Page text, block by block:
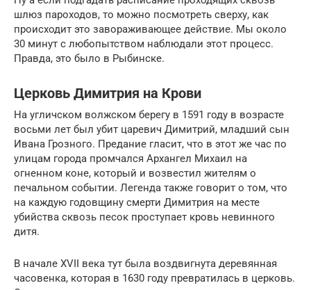
шлюз пароходов, то можно посмотреть сверху, как
происходит это завораживающее действие. Мы около
30 минут с любопытством наблюдали этот процесс.
Правда, это было в Рыбинске.
Церковь Димитрия на Крови
На угличском волжском берегу в 1591 году в возрасте
восьми лет был убит царевич Димитрий, младший сын
Ивана Грозного. Предание гласит, что в этот же час по
улицам города промчался Архангел Михаил на
огненном коне, который и возвестил жителям о
печальном событии. Легенда также говорит о том, что
на каждую годовщину смерти Димитрия на месте
убийства сквозь песок проступает кровь невинного
дитя.
В начале XVII века тут была воздвигнута деревянная
часовенка, которая в 1630 году превратилась в церковь.